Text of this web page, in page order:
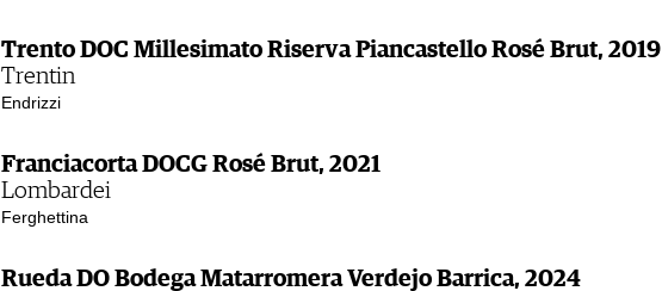
Trento DOC Millesimato Riserva Piancastello Rosé Brut, 2019
Trentin
Endrizzi
Franciacorta DOCG Rosé Brut, 2021
Lombardei
Ferghettina
Rueda DO Bodega Matarromera Verdejo Barrica, 2024